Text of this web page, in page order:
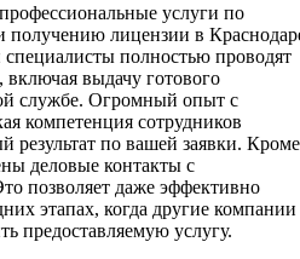
услуги по
лицензии в
полностью проводят
включая выдачу готового
службе. Огромный опыт с
компетенция сотрудников
результат по вашей заявки. Кроме
деловые контакты с
позволяет даже эффективно
этапах, когда другие компании
предоставляемую услугу.